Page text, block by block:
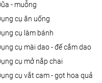
đũa - muỗng
dụng cụ ăn uống
dụng cụ làm bánh
dụng cụ mài dao - đế cắm dao
dụng cụ mở nắp chai
dụng cụ vắt cam - gọt hoa quả